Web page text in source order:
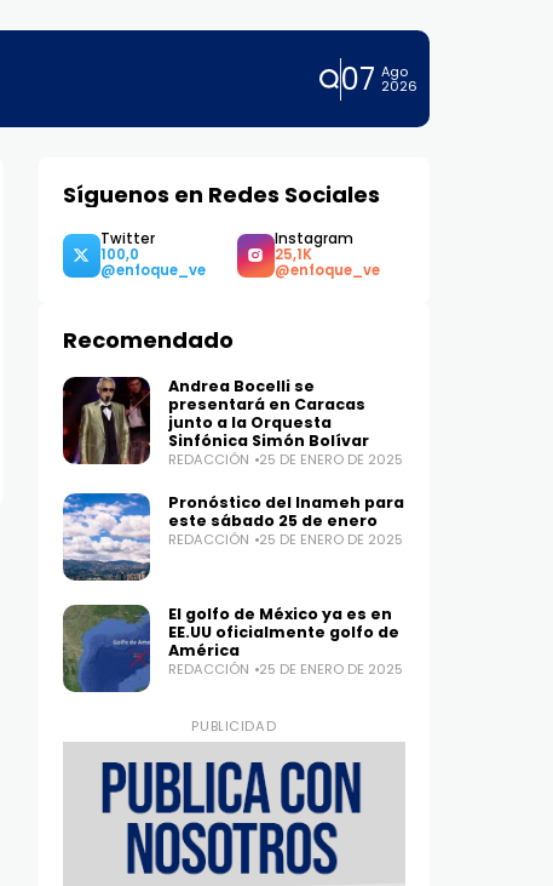
07 Ago
2026
Síguenos en Redes Sociales
Twitter
100,0
Recomendado
Andrea Bocelli se
presentará en Caracas
junto a la Orquesta
Sinfónica Simón Bolívar
REDACCIÓN 25 DE ENERO DE 2025
Pronóstico del Inameh para
este sábado 25 de enero
REDACCIÓN 25 DE ENERO DE 2025
El golfo de México ya es en
EE.UU oficialmente golfo de
América
REDACCIÓN 25 DE ENERO DE 2025
PUBLICIDAD